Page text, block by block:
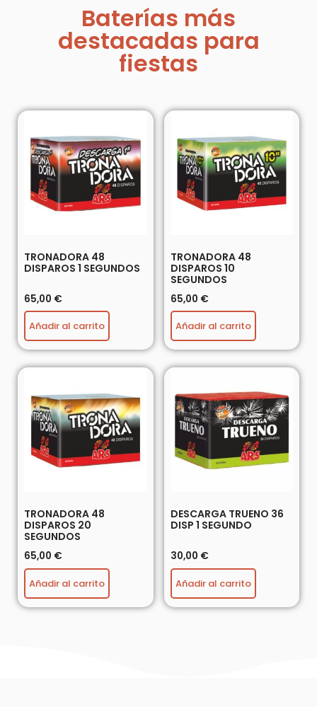
Baterías más
destacadas para
fiestas
TRONADORA 48
DISPAROS 1 SEGUNDOS
65,00 €
Añadir al carrito
TRONADORA 48
DISPAROS 10
SEGUNDOS
65,00 €
Añadir al carrito
TRONADORA 48
DISPAROS 20
SEGUNDOS
65,00 €
Añadir al carrito
DESCARGA TRUENO 36
DISP 1 SEGUNDO
30,00 €
Añadir al carrito